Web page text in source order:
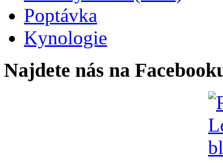
Poptávka
Kynologie
Najdete nás na